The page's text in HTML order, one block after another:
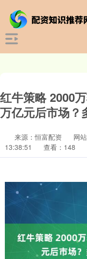
红牛策略 2000
万亿元后市场？
来源：恒富配资 网
13:38:51
查看：148